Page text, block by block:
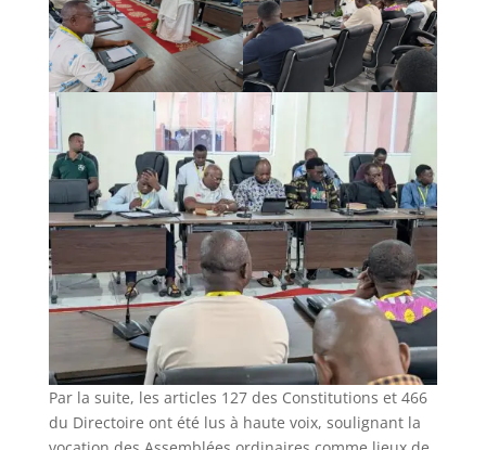
Par la suite, les articles 127 des Constitutions et 466
du Directoire ont été lus à haute voix, soulignant la